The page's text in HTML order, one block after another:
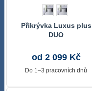
Přikrývka Luxus plus
DUO
od 2 099 Kč
Do 1–3 pracovních dnů